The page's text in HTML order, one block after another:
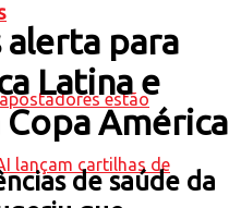
alerta para
Latina e
América
de saúde da